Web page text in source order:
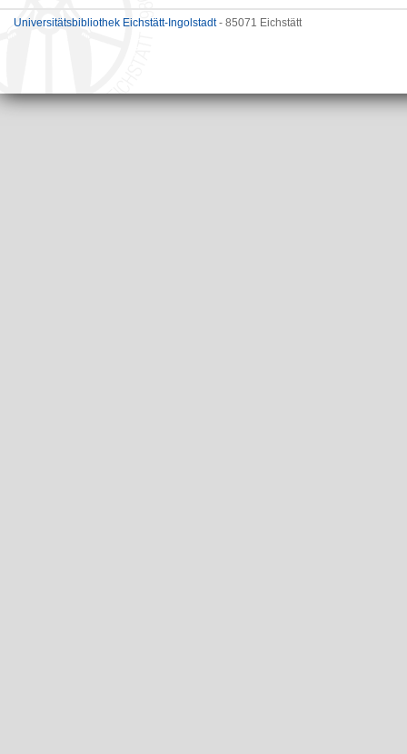
Universitätsbibliothek Eichstätt-Ingolstadt- 85071 Eichstätt